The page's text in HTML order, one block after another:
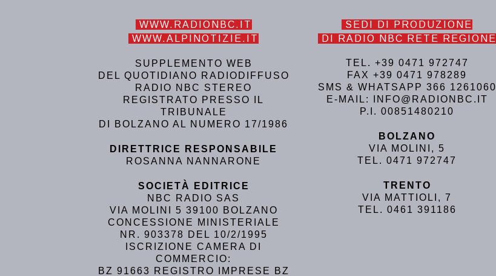
WWW.RADIONBC.IT
WWW.ALPINOTIZIE.IT
SUPPLEMENTO WEB
DEL QUOTIDIANO RADIODIFFUSO
RADIO NBC STEREO
REGISTRATO PRESSO IL
TRIBUNALE
DI BOLZANO AL NUMERO 17/1986
DIRETTRICE RESPONSABILE
ROSANNA NANNARONE
SOCIETÀ EDITRICE
NBC RADIO SAS
VIA MOLINI 5 39100 BOLZANO
CONCESSIONE MINISTERIALE
NR. 903378 DEL 10/2/1995
ISCRIZIONE CAMERA DI
COMMERCIO:
BZ 91663 REGISTRO IMPRESE BZ
SEDI DI PRODUZIONE
DI RADIO NBC RETE REGIONE
TEL. +39 0471 972747
FAX +39 0471 978289
SMS & WHATSAPP 366 1261060
E-MAIL: INFO@RADIONBC.IT
P.I. 00851480210
BOLZANO
VIA MOLINI, 5
TEL. 0471 972747
TRENTO
VIA MATTIOLI, 7
TEL. 0461 391186